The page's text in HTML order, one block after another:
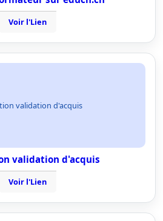
Voir l'Lien
validation d'acquis
validation d'acquis
Voir l'Lien